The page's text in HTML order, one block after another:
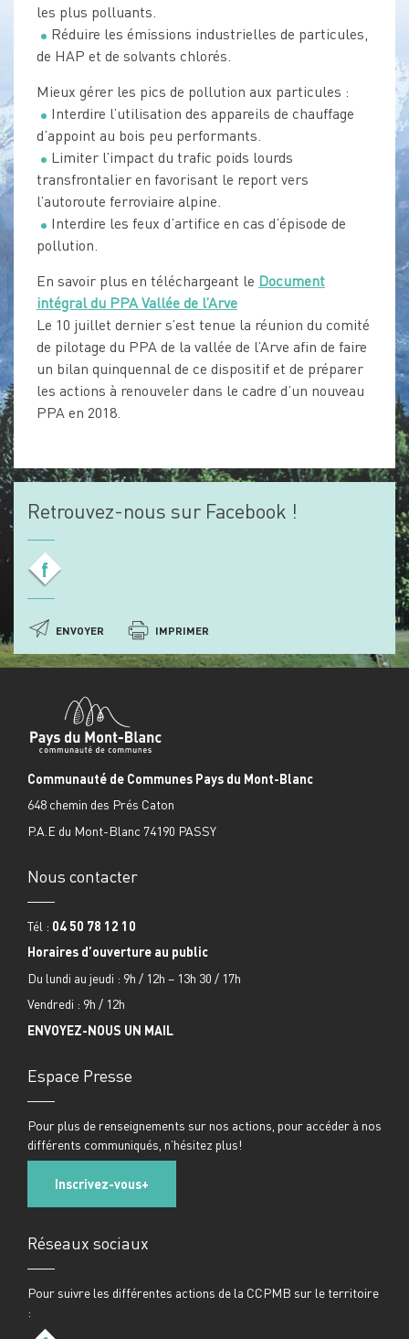
les plus polluants.
Réduire les émissions industrielles de particules,
de HAP et de solvants chlorés.
Mieux gérer les pics de pollution aux particules :
Interdire l’utilisation des appareils de chauffage
d’appoint au bois peu performants.
Limiter l’impact du trafic poids lourds
transfrontalier en favorisant le report vers
l’autoroute ferroviaire alpine.
Interdire les feux d’artifice en cas d’épisode de
pollution.
En savoir plus en téléchargeant le Document
intégral du PPA Vallée de l’Arve
Le 10 juillet dernier s’est tenue la réunion du comité
de pilotage du PPA de la vallée de l’Arve afin de faire
un bilan quinquennal de ce dispositif et de préparer
les actions à renouveler dans le cadre d’un nouveau
PPA en 2018.
Retrouvez-nous sur Facebook !
f
ENVOYER IMPRIMER
Communauté de Communes Pays du Mont-Blanc
648 chemin des Prés Caton
P.A.E du Mont-Blanc 74190 PASSY
Nous contacter
Tél : 04 50 78 12 10
Horaires d’ouverture au public
Du lundi au jeudi : 9h / 12h – 13h 30 / 17h
Vendredi : 9h / 12h
ENVOYEZ-NOUS UN MAIL
Espace Presse
Pour plus de renseignements sur nos actions, pour accéder à nos
différents communiqués, n’hésitez plus!
Inscrivez-vous
Réseaux sociaux
Pour suivre les différentes actions de la CCPMB sur le territoire
: